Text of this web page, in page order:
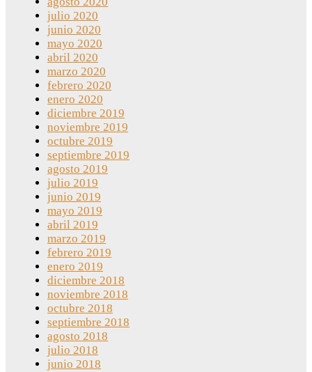
julio 2020
junio 2020
mayo 2020
abril 2020
marzo 2020
febrero 2020
enero 2020
diciembre 2019
noviembre 2019
octubre 2019
septiembre 2019
agosto 2019
julio 2019
junio 2019
mayo 2019
abril 2019
marzo 2019
febrero 2019
enero 2019
diciembre 2018
noviembre 2018
octubre 2018
septiembre 2018
agosto 2018
julio 2018
junio 2018